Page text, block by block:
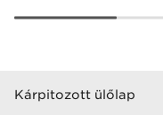
Kárpitozott ülőlap